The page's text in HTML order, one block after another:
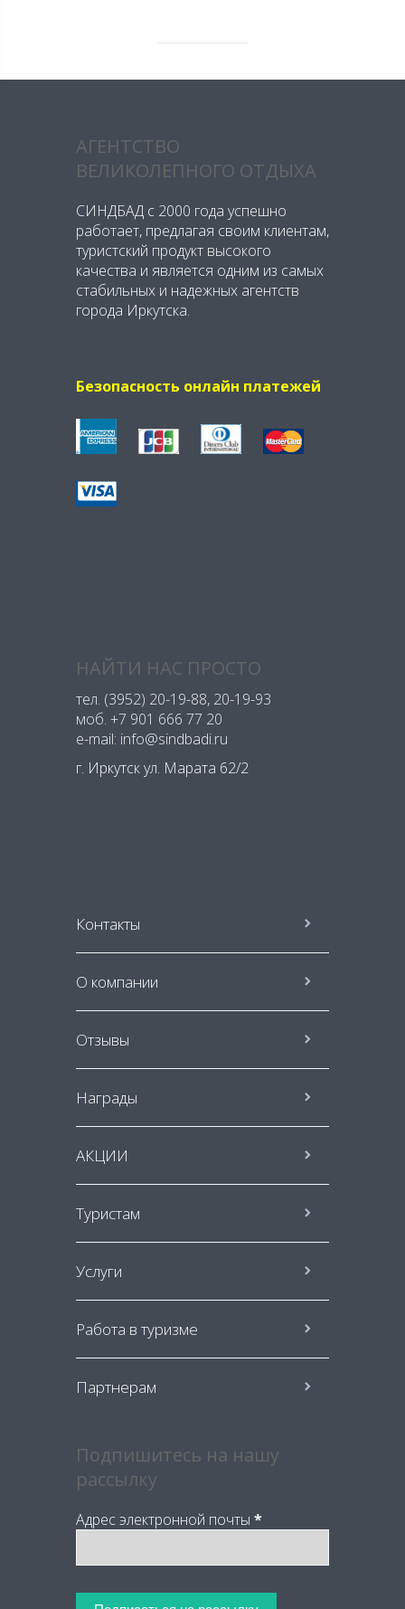
АГЕНТСТВО
ВЕЛИКОЛЕПНОГО ОТДЫХА
СИНДБАД с 2000 года успешно
работает, предлагая своим клиентам,
туристский продукт высокого
качества и является одним из самых
стабильных и надежных агентств
города Иркутска.
Безопасность онлайн платежей
НАЙТИ НАС ПРОСТО
тел. (3952) 20-19-88, 20-19-93
моб. +7 901 666 77 20
e-mail: info@sindbadi.ru
г. Иркутск ул. Марата 62/2
Контакты
О компании
Отзывы
Награды
АКЦИИ
Туристам
Услуги
Работа в туризме
Партнерам
Подпишитесь на нашу
рассылку
Адрес электронной почты *